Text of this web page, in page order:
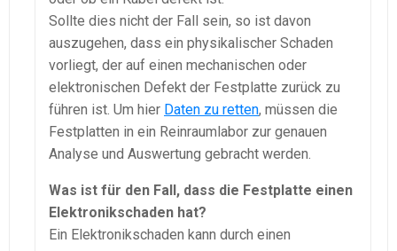
Sollte dies nicht der Fall sein, so ist davon
auszugehen, dass ein physikalischer Schaden
vorliegt, der auf einen mechanischen oder
elektronischen Defekt der Festplatte zurück zu
führen ist. Um hier Daten zu retten, müssen die
Festplatten in ein Reinraumlabor zur genauen
Analyse und Auswertung gebracht werden.
Was ist für den Fall, dass die Festplatte einen
Elektronikschaden hat?
Ein Elektronikschaden kann durch einen